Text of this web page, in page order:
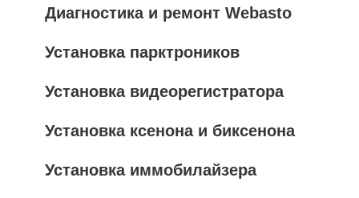
Диагностика и ремонт Webasto
Установка парктроников
Установка видеорегистратора
Установка ксенона и биксенона
Установка иммобилайзера